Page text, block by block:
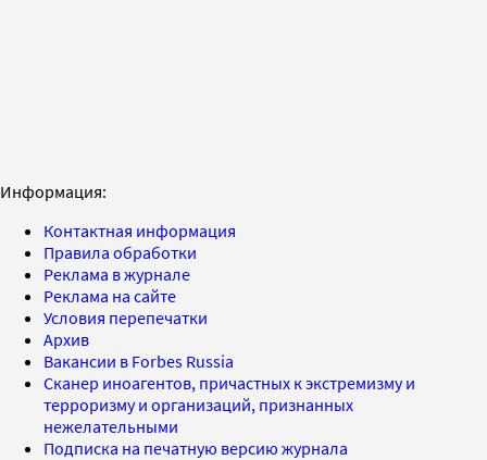
Информация:
Контактная информация
Правила обработки
Реклама в журнале
Реклама на сайте
Условия перепечатки
Архив
Вакансии в Forbes Russia
Сканер иноагентов, причастных к экстремизму и
терроризму и организаций, признанных
нежелательными
Подписка на печатную версию журнала